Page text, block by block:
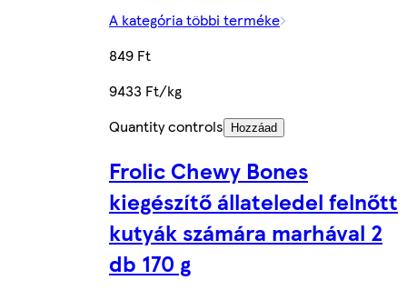
A kategória többi terméke
849 Ft
9433 Ft/kg
Quantity controls
Hozzáad
Frolic Chewy Bones
kiegészítő állateledel felnőtt
kutyák számára marhával 2
db 170 g